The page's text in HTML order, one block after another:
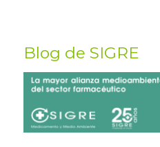
Blog de SIGRE